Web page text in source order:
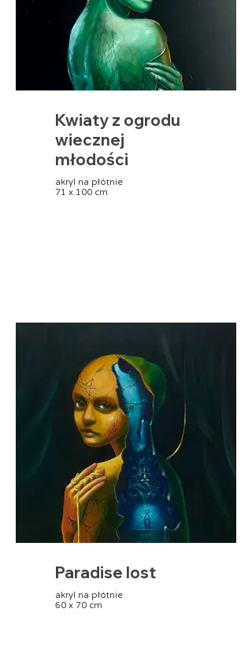
Kwiaty z ogrodu
wiecznej
młodości
akryl na płótnie
71 x 100 cm
Paradise lost
akryl na płótnie
60 x 70 cm